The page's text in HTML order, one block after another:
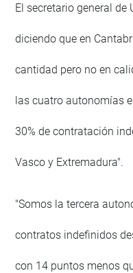
El secretario general de
diciendo que en
cantidad pero no en
las cuatro autonomías
30% de contratación
Vasco y Extremadura".
"Somos la tercera
contratos indefinidos
con 14 puntos menos